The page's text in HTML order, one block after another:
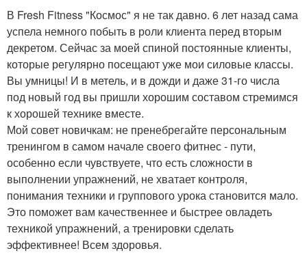
В Fresh Fitness "Космос" я не так давно. 6 лет назад сама
успела немного побыть в роли клиента перед вторым
декретом. Сейчас за моей спиной постоянные клиенты,
которые регулярно посещают уже мои силовые классы.
Вы умницы! И в метель, и в дожди и даже 31-го числа
под новый год вы пришли хорошим составом стремимся
к хорошей технике вместе.
Мой совет новичкам: не пренебрегайте персональным
тренингом в самом начале своего фитнес - пути,
особенно если чувствуете, что есть сложности в
выполнении упражнений, не хватает контроля,
понимания техники и группового урока становится мало.
Это поможет вам качественнее и быстрее овладеть
техникой упражнений, а тренировки сделать
эффективнее! Всем здоровья.